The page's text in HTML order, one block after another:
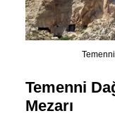
Temenni
Mezarı